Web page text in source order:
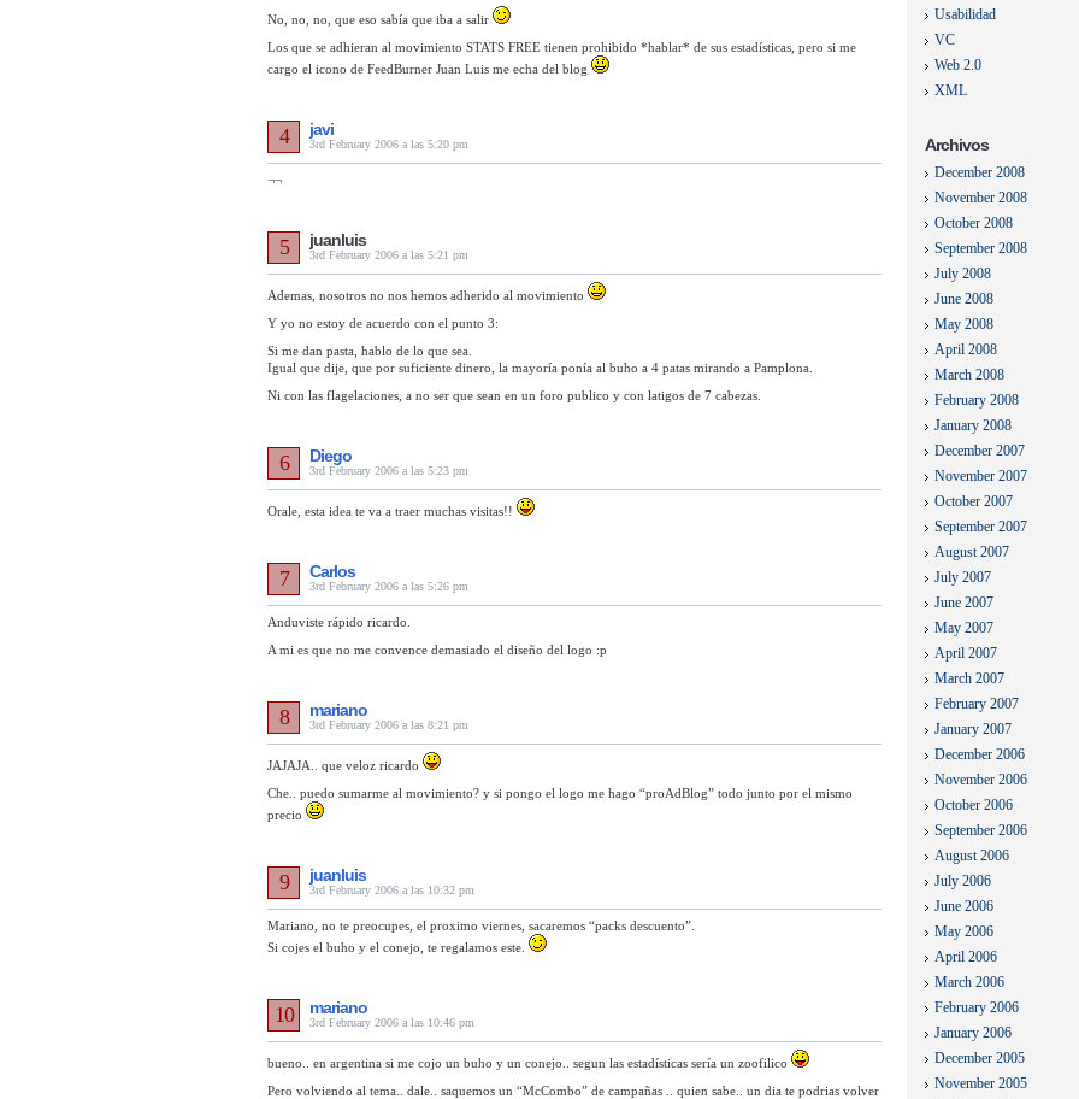
No, no, no, que eso sabía que iba a salir
Los que se adhieran al movimiento STATS FREE tienen prohibido *hablar* de sus estadísticas, pero si me
cargo el icono de FeedBurner Juan Luis me echa del blog
javi
3rd February 2006 a las 5:20 pm
4
¬¬
juanluis
3rd February 2006 a las 5:21 pm
5
Ademas, nosotros no nos hemos adherido al movimiento
Y yo no estoy de acuerdo con el punto 3:
Si me dan pasta, hablo de lo que sea.
Igual que dije, que por suficiente dinero, la mayoría ponía al buho a 4 patas mirando a Pamplona.
Ni con las flagelaciones, a no ser que sean en un foro publico y con latigos de 7 cabezas.
Diego
3rd February 2006 a las 5:23 pm
6
Orale, esta idea te va a traer muchas visitas!!
Carlos
3rd February 2006 a las 5:26 pm
7
Anduviste rápido ricardo.
A mi es que no me convence demasiado el diseño del logo :p
mariano
3rd February 2006 a las 8:21 pm
8
JAJAJA.. que veloz ricardo
Che.. puedo sumarme al movimiento? y si pongo el logo me hago “proAdBlog” todo junto por el mismo
precio
juanluis
3rd February 2006 a las 10:32 pm
9
Mariano, no te preocupes, el proximo viernes, sacaremos “packs descuento”.
Si cojes el buho y el conejo, te regalamos este.
mariano
3rd February 2006 a las 10:46 pm
10
bueno.. en argentina si me cojo un buho y un conejo.. segun las estadísticas sería un zoofilico
Pero volviendo al tema.. dale.. saquemos un “McCombo” de campañas .. quien sabe.. un dia te podrias volver
Usabilidad
VC
Web 2.0
XML
Archivos
December 2008
November 2008
October 2008
September 2008
July 2008
June 2008
May 2008
April 2008
March 2008
February 2008
January 2008
December 2007
November 2007
October 2007
September 2007
August 2007
July 2007
June 2007
May 2007
April 2007
March 2007
February 2007
January 2007
December 2006
November 2006
October 2006
September 2006
August 2006
July 2006
June 2006
May 2006
April 2006
March 2006
February 2006
January 2006
December 2005
November 2005